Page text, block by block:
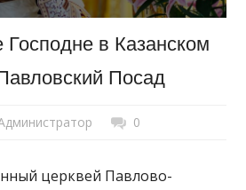
в Казанском
Посад
0
церквей Павлово-